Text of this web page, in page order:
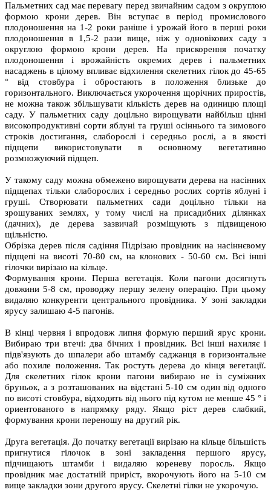
Пальметних сад має перевагу перед звичайним садом з округлою
формою крони дерев. Він вступає в період промислового
плодоношення на 1-2 роки раніше і урожай його в перші роки
плодоношення в 1,5-2 рази вище, ніж у одновікових саду з
округлою формою крони дерев. На прискорення початку
плодоношення і врожайність окремих дерев і пальметних
насаджень в цілому впливає відхилення скелетних гілок до 45-65
° від стовбура і обростають в положення близьке до
горизонтального. Виключається укорочення щорічних приростів,
не можна також збільшувати кількість дерев на одиницю площі
саду. У пальметних саду доцільно вирощувати найбільш цінні
високопродуктивні сорти яблуні та груші осіннього та зимового
строків достигання, слаборослі і середньо рослі, а в якості
підщепи використовувати в основному вегетативно
розмножуючий підщеп.
У такому саду можна обмежено вирощувати дерева на насінних
підщепах тільки слаборослих і середньо рослих сортів яблуні і
груші. Створювати пальметних сади доцільно тільки на
зрошуваних землях, у тому числі на присадибних ділянках
(дачних), де дерева зазвичай розміщують з підвищеною
щільністю.
Обрізка дерев після садіння Підрізаю провідник на насіннєвому
підщепі на висоті 70-80 см, на клонових - 50-60 см. Всі інші
гілочки вирізаю на кільце.
Формування крони. Перша вегетація. Коли пагони досягнуть
довжини 5-8 см, проводжу першу зелену операцію. При цьому
видаляю конкуренти центрального провідника. У зоні закладки
ярусу залишаю 4-5 пагонів.
В кінці червня і впродовж липня формую перший ярус крони.
Вибираю три втечі: два бічних і провідник. Всі інші нахиляє і
підв'язують до шпалери або штамбу саджанця в горизонтальне
або похиле положення. Так ростуть дерева до кінця вегетації.
Для скелетних гілок крони пагони вибираю не із суміжних
бруньок, а з розташованих на відстані 5-10 см один від одного
по висоті стовбура, відходять від нього під кутом не менше 45 ° і
ориентованого в напрямку ряду. Якщо ріст дерев слабкий,
формування крони переношу на другий рік.
Друга вегетація. До початку вегетації вирізаю на кільце більшість
пригнутися гілочок в зоні закладення першого ярусу,
підчищають штамби і видаляю кореневу поросль. Якщо
провідник має достатній приріст, вкорочують його на 5-10 см
вище закладки зони другого ярусу. Скелетні гілки не укорочую.